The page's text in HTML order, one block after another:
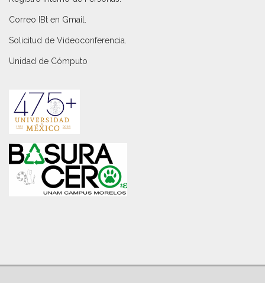
Correo IBt en Gmail
Solicitud de Videoconferencia.
Unidad de Cómputo